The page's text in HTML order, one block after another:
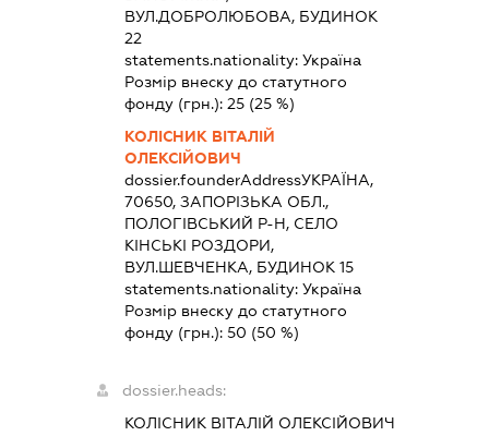
ВУЛ.ДОБРОЛЮБОВА, БУДИНОК
22
statements.nationality: Україна
Розмір внеску до статутного
фонду (грн.): 25(25 %)
КОЛІСНИК ВІТАЛІЙ
ОЛЕКСІЙОВИЧ
dossier.founderAddressУКРАЇНА,
70650, ЗАПОРІЗЬКА ОБЛ.,
ПОЛОГІВСЬКИЙ Р-Н, СЕЛО
КІНСЬКІ РОЗДОРИ,
ВУЛ.ШЕВЧЕНКА, БУДИНОК 15
statements.nationality: Україна
Розмір внеску до статутного
фонду (грн.): 50 (50 %)
dossier.heads:
КОЛІСНИК ВІТАЛІЙ ОЛЕКСІЙОВИЧ